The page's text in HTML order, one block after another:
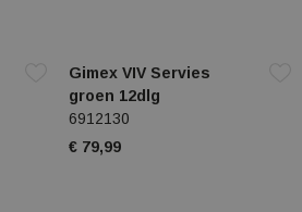
Gimex VIV Servies
groen 12dlg
6912130
€ 79,99